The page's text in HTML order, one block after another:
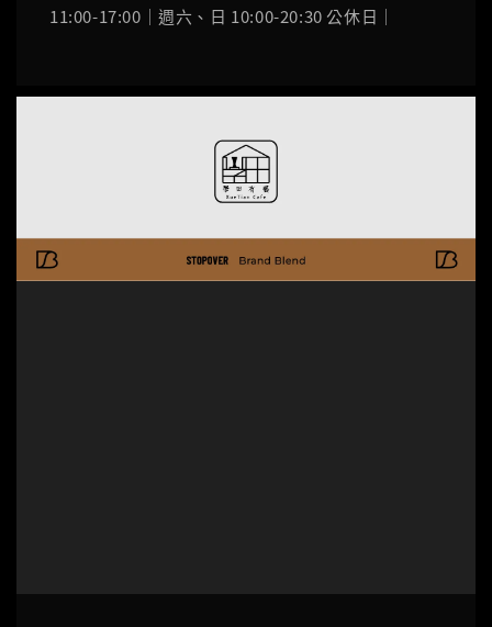
11:00-17:00｜週六、日 10:00-20:30 公休日｜